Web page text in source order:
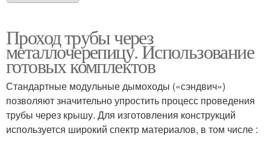
Проход трубы через
металлочерепицу. Использование
готовых комплектов
Стандартные модульные дымоходы («сэндвич»)
позволяют значительно упростить процесс проведения
трубы через крышу. Для изготовления конструкций
используется широкий спектр материалов, в том числе :